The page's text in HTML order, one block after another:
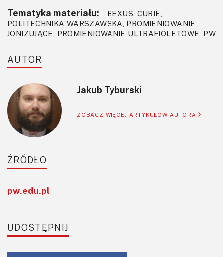
Tematyka materiału:
BEXUS, CURIE,
POLITECHNIKA WARSZAWSKA, PROMIENIOWANIE
JONIZUJĄCE, PROMIENIOWANIE ULTRAFIOLETOWE, PW
AUTOR
Jakub Tyburski
ZOBACZ WIĘCEJ ARTYKUŁÓW AUTORA
ŹRÓDŁO
pw.edu.pl
UDOSTĘPNIJ